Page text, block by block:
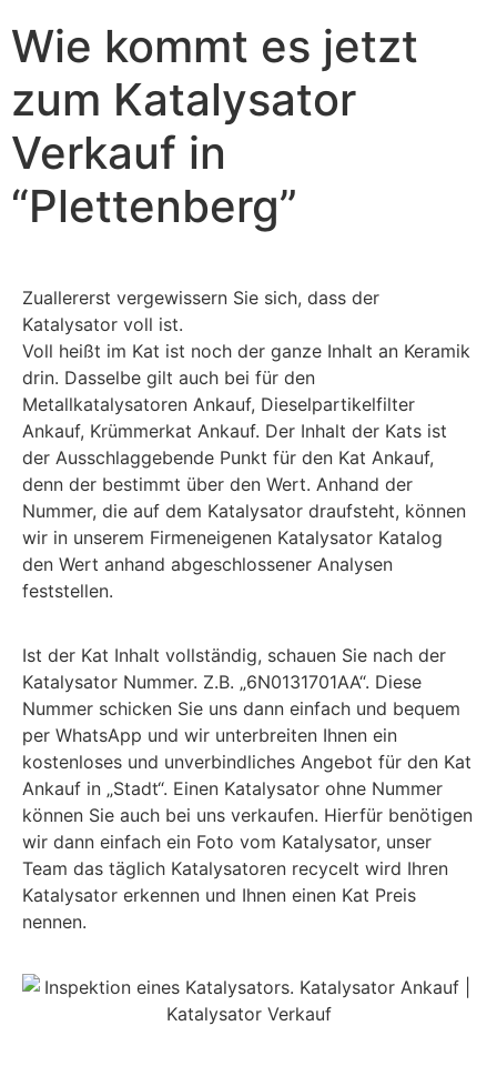
Wie kommt es jetzt
zum Katalysator
Verkauf in
“Plettenberg ”
Zuallererst vergewissern Sie sich, dass der
Katalysator voll ist.
Voll heißt im Kat ist noch der ganze Inhalt an Keramik
drin. Dasselbe gilt auch bei für den
Metallkatalysatoren Ankauf, Dieselpartikelfilter
Ankauf, Krümmerkat Ankauf. Der Inhalt der Kats ist
der Ausschlaggebende Punkt für den Kat Ankauf,
denn der bestimmt über den Wert. Anhand der
Nummer, die auf dem Katalysator draufsteht, können
wir in unserem Firmeneigenen Katalysator Katalog
den Wert anhand abgeschlossener Analysen
feststellen.
Ist der Kat Inhalt vollständig, schauen Sie nach der
Katalysator Nummer. Z.B. „6N0131701AA“. Diese
Nummer schicken Sie uns dann einfach und bequem
per WhatsApp und wir unterbreiten Ihnen ein
kostenloses und unverbindliches Angebot für den Kat
Ankauf in „Stadt“. Einen Katalysator ohne Nummer
können Sie auch bei uns verkaufen. Hierfür benötigen
wir dann einfach ein Foto vom Katalysator, unser
Team das täglich Katalysatoren recycelt wird Ihren
Katalysator erkennen und Ihnen einen Kat Preis
nennen.